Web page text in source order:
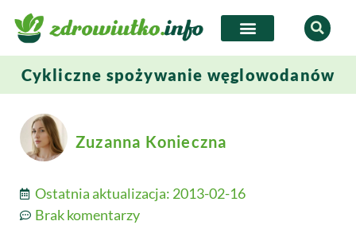
Cykliczne spożywanie węglowodanów
Zuzanna Konieczna
Ostatnia aktualizacja: 2013-02-16
Brak komentarzy